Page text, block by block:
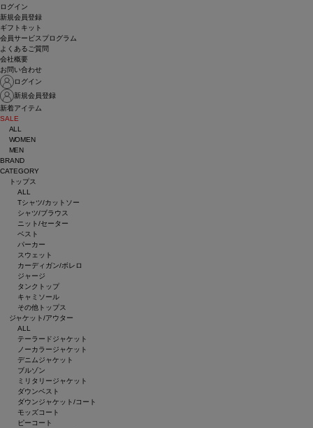
ログイン
新規会員登録
ギフトキット
会員サービスプログラム
よくあるご質問
会社概要
お問い合わせ
ログイン
新規会員登録
新着アイテム
SALE
ALL
WOMEN
MEN
BRAND
CATEGORY
トップス
ALL
Tシャツ/カットソー
シャツ/ブラウス
ニット/セーター
ベスト
パーカー
スウェット
カーディガン/ボレロ
ジャージ
タンクトップ
キャミソール
その他トップス
ジャケット/アウター
ALL
テーラードジャケット
ノーカラージャケット
デニムジャケット
ブルゾン
ミリタリージャケット
ダウンベスト
ダウンジャケット/コート
モッズコート
ピーコート